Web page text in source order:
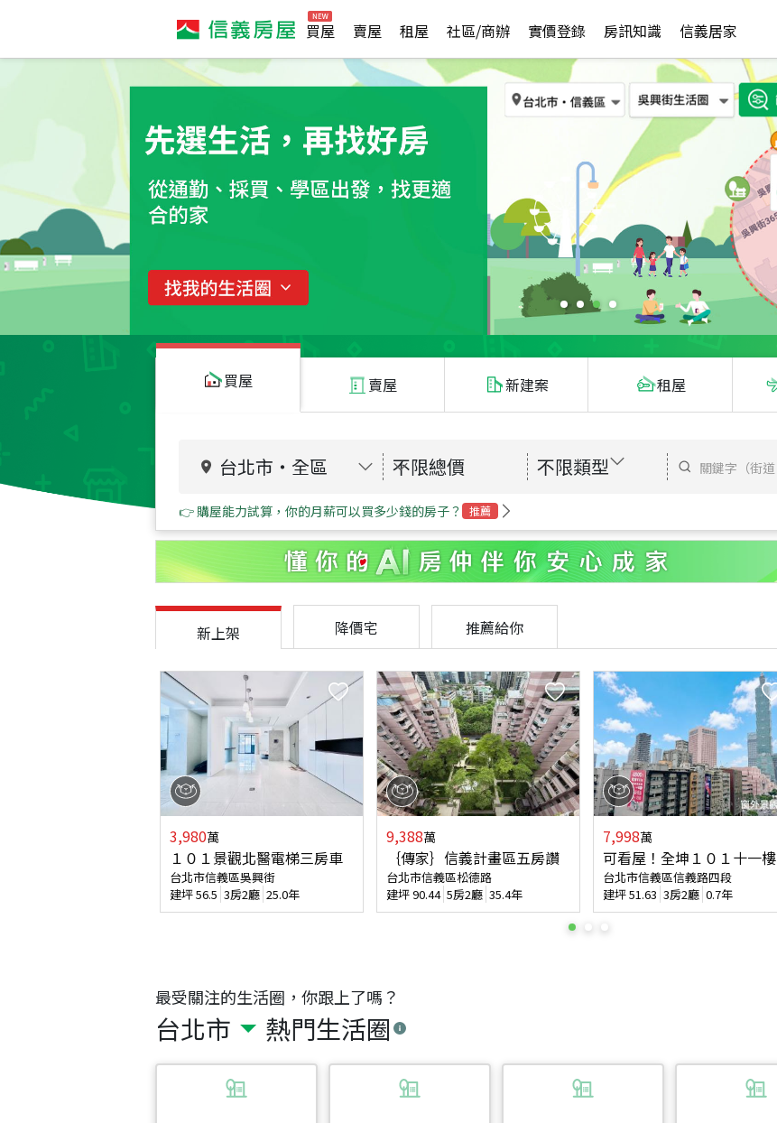
買屋 賣屋 租屋 社區/商辦 實價登錄 房訊知識 信義居家
買屋 賣屋 新建案 租屋
台北市 ・ 全區 不限總價 不限類型
👉 購屋能力試算，你的月薪可以買多少錢的房子？ 推薦
最受關注的生活圈，你跟上了嗎？
台北市 熱門生活圈
新上架 降價宅 推薦給你
3,980萬
１０１景觀北醫電梯三房車
台北市信義區吳興街
建坪56.5 3房2廳 25.0年
9,388萬
｛傳家｝信義計畫區五房讚
台北市信義區松德路
建坪90.44 5房2廳 35.4年
7,998萬
可看屋！全坤１０１十一樓
台北市信義區信義路四段
建坪51.63 3房2廳 0.7年